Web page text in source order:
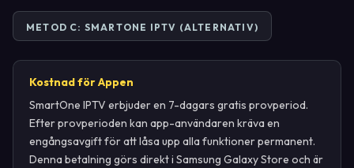
METOD C: SMARTONE IPTV (ALTERNATIV)
Kostnad för Appen
SmartOne IPTV erbjuder en 7-dagars gratis provperiod.
Efter provperioden kan app-användaren kräva en
engångsavgift för att låsa upp alla funktioner permanent.
Denna betalning görs direkt i Samsung Galaxy Store och är